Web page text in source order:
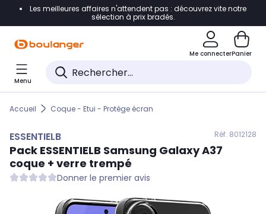
Accéder directement à la navigation
Accéder directement au pied de page
Accéder directement au chatbot
Les meilleures affaires n'attendent pas : découvrez vite notre
sélection à prix bradés.
Me connecterPanier
Menu
Accueil Coque - Etui - Protège écran
ESSENTIELB Réf. 8012128
Pack ESSENTIELB Samsung Galaxy A37
coque + verre trempé
Donner le premier avis